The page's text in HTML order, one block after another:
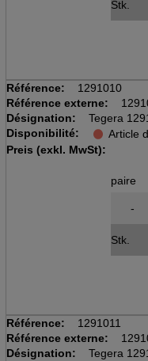
Stk.
Référence:
1291010
Référence externe:
Désignation:
Tegera
PVC (Vinyl)
bleu,
Disponibilité: Article
Preis (exkl. MwSt):
paire
-
Stk.
Référence:
1291011
Référence externe:
Désignation:
Tegera